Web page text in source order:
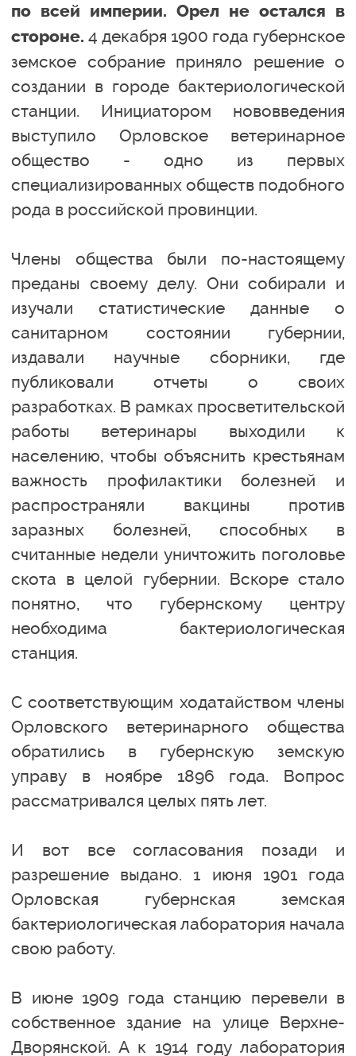
по всей империи. Орел не остался в
стороне. 4 декабря 1900 года губернское
земское собрание приняло решение о
создании в городе бактериологической
станции. Инициатором нововведения
выступило Орловское ветеринарное
общество - одно из первых
специализированных обществ подобного
рода в российской провинции.
Члены общества были по-настоящему
преданы своему делу. Они собирали и
изучали статистические данные о
санитарном состоянии губернии,
издавали научные сборники, где
публиковали отчеты о своих
разработках. В рамках просветительской
работы ветеринары выходили к
населению, чтобы объяснить крестьянам
важность профилактики болезней и
распространяли вакцины против
заразных болезней, способных в
считанные недели уничтожить поголовье
скота в целой губернии. Вскоре стало
понятно, что губернскому центру
необходима бактериологическая
станция.
С соответствующим ходатайством члены
Орловского ветеринарного общества
обратились в губернскую земскую
управу в ноябре 1896 года. Вопрос
рассматривался целых пять лет.
И вот все согласования позади и
разрешение выдано. 1 июня 1901 года
Орловская губернская земская
бактериологическая лаборатория начала
свою работу.
В июне 1909 года станцию перевели в
собственное здание на улице Верхне-
Дворянской. А к 1914 году лаборатория